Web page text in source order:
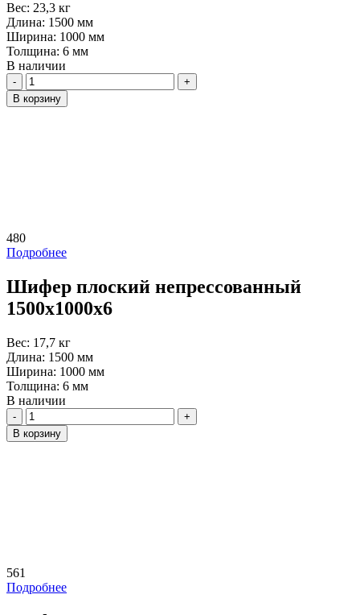
Вес: 23,3 кг
Длина: 1500 мм
Ширина: 1000 мм
Толщина: 6 мм
В наличии
Количество
В корзину
480
Подробнее
Шифер плоский непрессованный
1500х1000х6
Вес: 17,7 кг
Длина: 1500 мм
Ширина: 1000 мм
Толщина: 6 мм
В наличии
Количество
В корзину
561
Подробнее